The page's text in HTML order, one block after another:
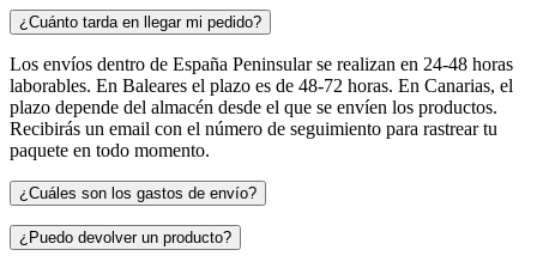
¿Cuánto tarda en llegar mi pedido?
Los envíos dentro de España Peninsular se realizan en 24-48 horas
laborables. En Baleares el plazo es de 48-72 horas. En Canarias, el
plazo depende del almacén desde el que se envíen los productos.
Recibirás un email con el número de seguimiento para rastrear tu
paquete en todo momento.
¿Cuáles son los gastos de envío?
¿Puedo devolver un producto?